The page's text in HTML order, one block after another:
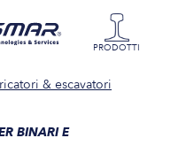
PRODOTTI
& escavatori
BINARI E